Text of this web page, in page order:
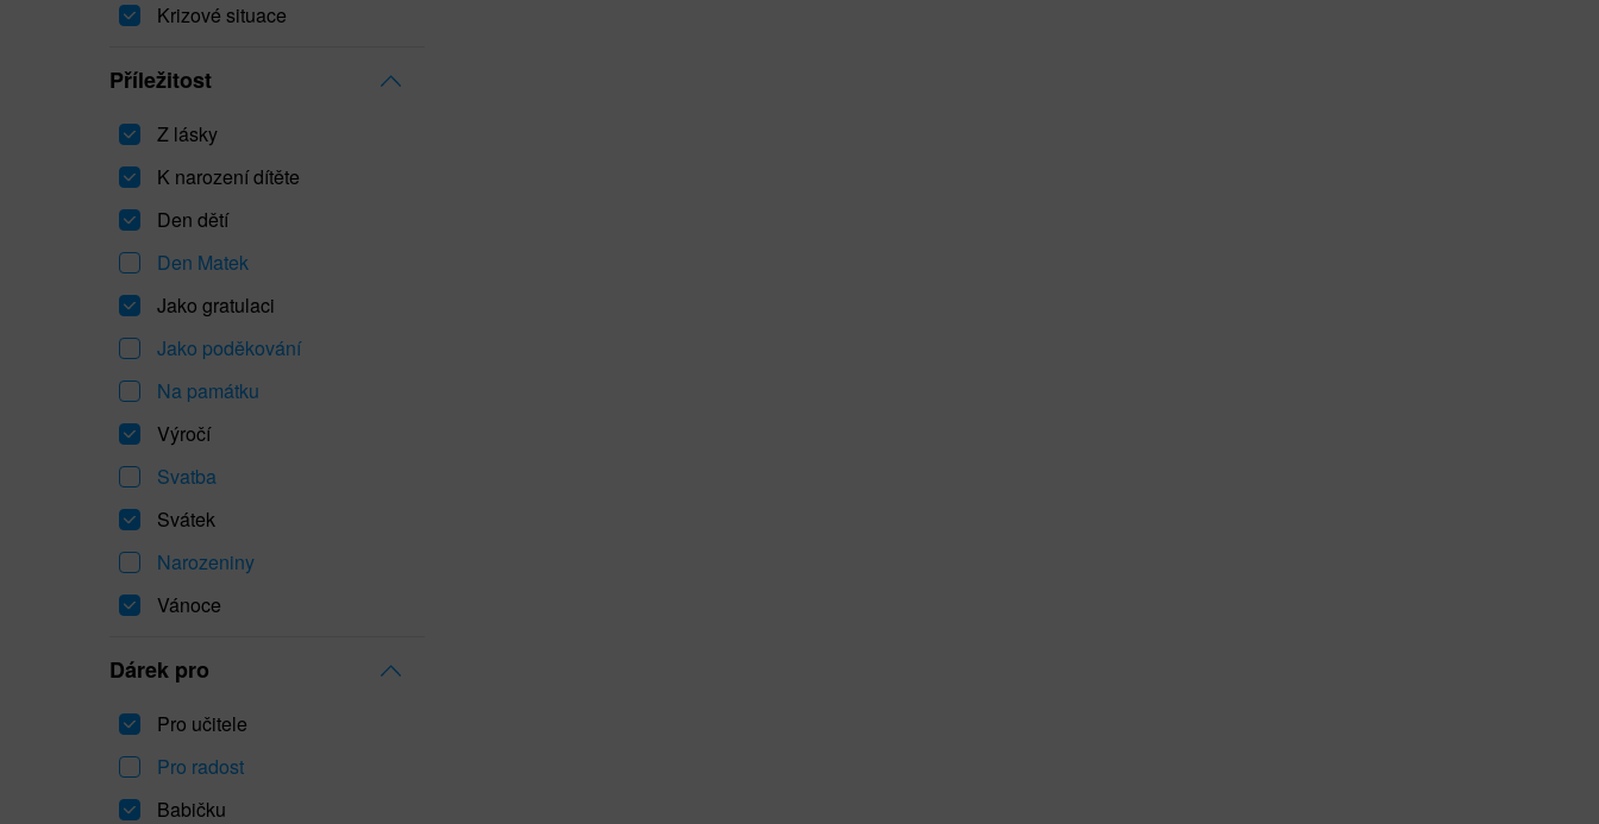
Krizové situace
Příležitost
Z lásky
K narození dítěte
Den dětí
Den Matek
Jako gratulaci
Jako poděkování
Na památku
Výročí
Svatba
Svátek
Narozeniny
Vánoce
Dárek pro
Pro učitele
Pro radost
Babičku